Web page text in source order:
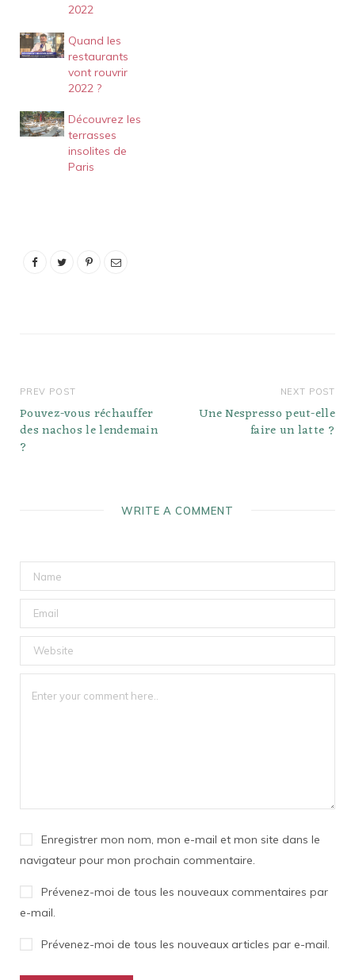
2022
Quand les
restaurants
vont rouvrir
2022 ?
Découvrez les
terrasses
insolites de
Paris
PREV POST
Pouvez-vous réchauffer
des nachos le lendemain
?
NEXT POST
Une Nespresso peut-elle
faire un latte ?
WRITE A COMMENT
Enregistrer mon nom, mon e-mail et mon site dans le
navigateur pour mon prochain commentaire.
Prévenez-moi de tous les nouveaux commentaires par
e-mail.
Prévenez-moi de tous les nouveaux articles par e-mail.